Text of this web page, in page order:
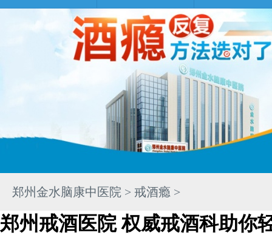
郑州金水脑康中医院 > 戒酒瘾 >
郑州戒酒医院 权威戒酒科助你